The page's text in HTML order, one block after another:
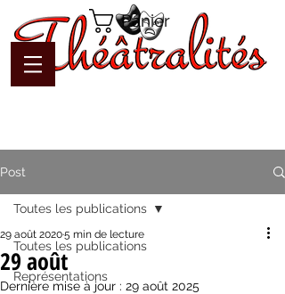
Panier
Post
Toutes les publications
Représentations
Toutes les publications
29 août
29 août 20205 min de lecture
Dernière mise à jour : 29 août 2025